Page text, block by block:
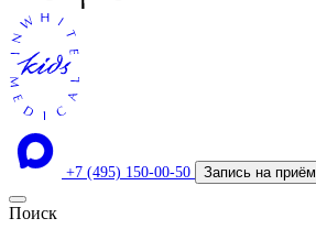
+7 (495) 150-00-50 Запись на приём
Поиск